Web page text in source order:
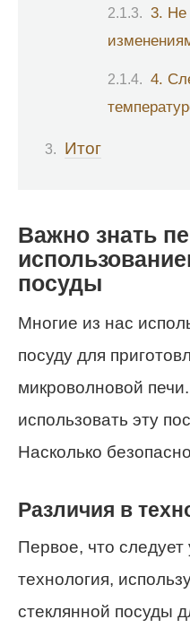
3. Не
4.
Итог
Важно знать
посуды
Многие из нас
посуду для
микроволновой
использовать эту
Насколько
Различия в
Первое, что следует
технология,
стеклянной посуды